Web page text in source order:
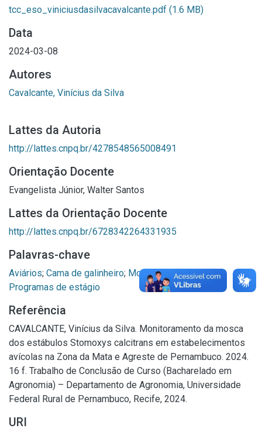
tcc_eso_viniciusdasilvacavalcante.pdf (1.6 MB)
Data
2024-03-08
Autores
Cavalcante, Vinícius da Silva
Lattes da Autoria
http://lattes.cnpq.br/4278548565008491
Orientação Docente
Evangelista Júnior, Walter Santos
Lattes da Orientação Docente
http://lattes.cnpq.br/6728342264331935
Palavras-chave
Aviários; Cama de galinheiro; Mosca dos estábulos;
Programas de estágio
Referência
CAVALCANTE, Vinícius da Silva. Monitoramento da mosca
dos estábulos Stomoxys calcitrans em estabelecimentos
avícolas na Zona da Mata e Agreste de Pernambuco. 2024.
16 f. Trabalho de Conclusão de Curso (Bacharelado em
Agronomia) – Departamento de Agronomia, Universidade
Federal Rural de Pernambuco, Recife, 2024.
URI